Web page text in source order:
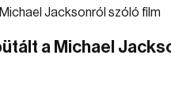
a Michael